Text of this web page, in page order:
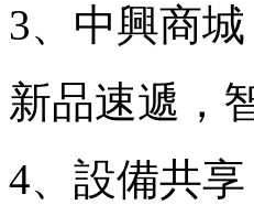
3、中興商城
新品速遞，
4、設備共享